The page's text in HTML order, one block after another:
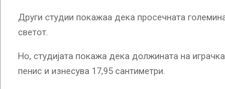
Други студии покажаа дека просечната
светот.
Но, студијата покажа дека должината на
пенис и изнесува 17,95 сантиметри.